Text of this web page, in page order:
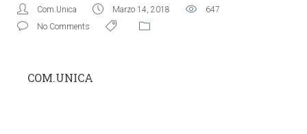
Com.Unica Marzo 14, 2018
647
No Comments
COM.UNICA